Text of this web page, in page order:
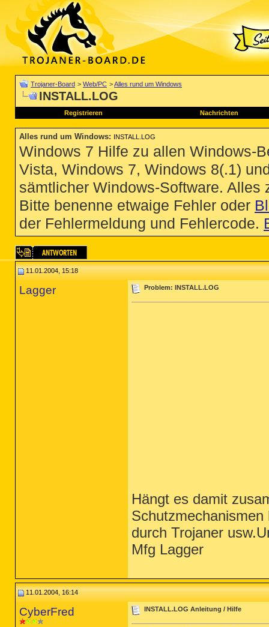
Trojaner-Board > Web/PC >Alles rund um Windows
INSTALL.LOG
Registrieren Nachrichten
Alles rund um Windows: INSTALL.LOG
Windows 7 Hilfe zu allen Windows-
Vista, Windows 7, Windows 8(.1)
sämtlicher Windows-Software.
Bitte benenne etwaige Fehler oder
der Fehlermeldung und Fehlercode.
11.01.2004, 15:18
Lagger Problem: INSTALL.LOG
Hängt es damit
durch Trojaner
Mfg Lagger
11.01.2004, 16:14
CyberFred INSTALL.LOG Anleitung / Hilfe